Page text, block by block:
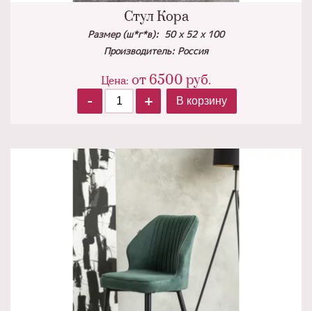
Стул Кора
Размер (ш*г*в): 50 х 52 х 100
Производитель: Россия
Цена: от 6500 руб.
-
+ В корзину